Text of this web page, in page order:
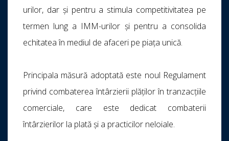
urilor, dar și pentru a stimula competitivitatea pe
termen lung a IMM-urilor și pentru a consolida
echitatea în mediul de afaceri pe piața unică.
Principala măsură adoptată este noul Regulament
privind combaterea întârzierii plăților în tranzacțiile
comerciale, care este dedicat combaterii
întârzierilor la plată și a practicilor neloiale.